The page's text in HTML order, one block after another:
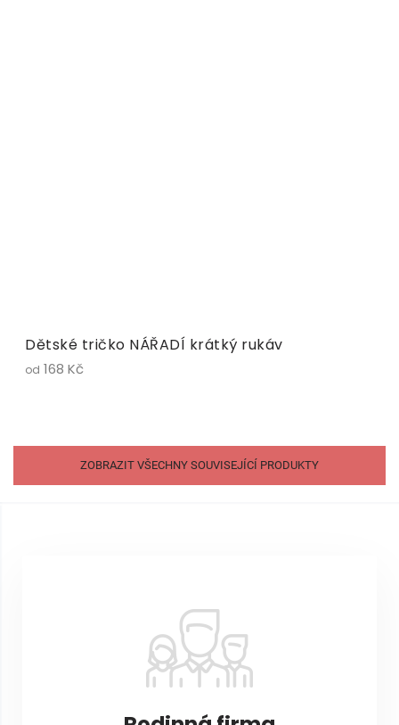
Dětské tričko NÁŘADÍ krátký rukáv
od 168 Kč
ZOBRAZIT VŠECHNY SOUVISEJÍCÍ PRODUKTY